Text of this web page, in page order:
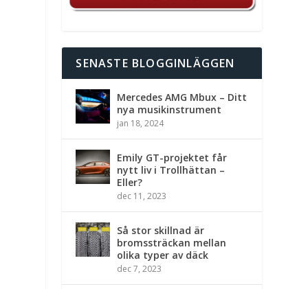
SENASTE BLOGGINLÄGGEN
Mercedes AMG Mbux – Ditt
nya musikinstrument
jan 18, 2024
Emily GT-projektet får
nytt liv i Trollhättan –
Eller?
dec 11, 2023
Så stor skillnad är
bromssträckan mellan
olika typer av däck
dec 7, 2023